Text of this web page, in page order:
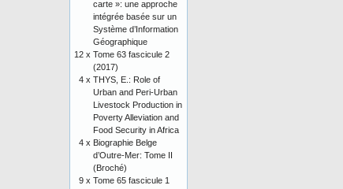
carte »: une approche
intégrée basée sur un
Système d’Information
Géographique
12 x Tome 63 fascicule 2
(2017)
4 x THYS, E.: Role of
Urban and Peri-Urban
Livestock Production in
Poverty Alleviation and
Food Security in Africa
4 x Biographie Belge
d’Outre-Mer: Tome II
(Broché)
9 x Tome 65 fascicule 1